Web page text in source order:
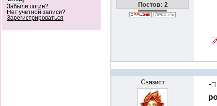
Забыли логин?
Нет учетной записи?
Зарегистрироваться
Постов: 2
Связист